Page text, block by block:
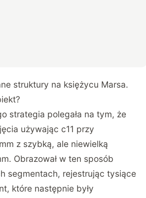
struktury na księżycu Marsa.
strategia polegała na tym, że
używając c11 przy
z szybką, ale niewielką
Obrazował w ten sposób
segmentach, rejestrując tysiące
które następnie były